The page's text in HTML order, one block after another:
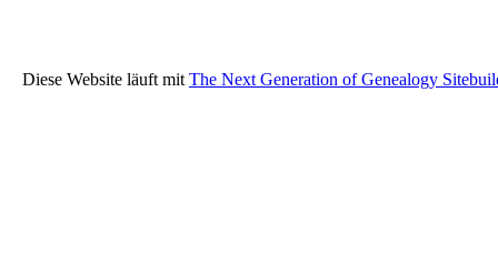
Diese Website läuft mit The Next Generation of Genealogy